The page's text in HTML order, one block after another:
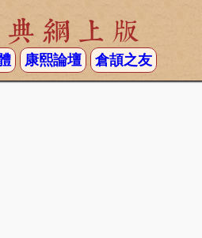
網上版
康熙論壇 倉頡之友